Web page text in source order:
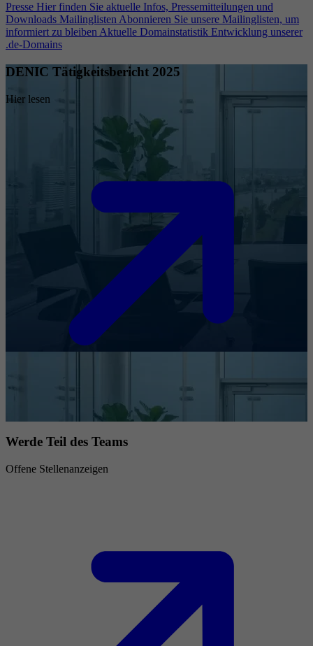
Presse Hier finden Sie aktuelle Infos, Pressemitteilungen und
Downloads Mailinglisten Abonnieren Sie unsere Mailinglisten, um
informiert zu bleiben Aktuelle Domainstatistik Entwicklung unserer
.de-Domains
DENIC Tätigkeitsbericht 2025
Hier lesen
Werde Teil des Teams
Offene Stellenanzeigen